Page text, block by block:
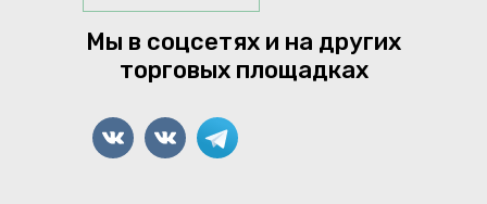
Мы в соцсетях и на других
торговых площадках